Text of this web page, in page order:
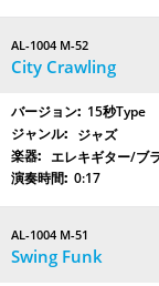
AL-1004 M-52
City Crawling
15秒Type
ジャズ
エレキギター/ブ
0:17
AL-1004 M-51
Swing Funk